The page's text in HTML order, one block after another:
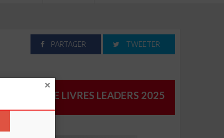
PARTAGER TWEETER
CATALOGUE LIVRES LEADERS 2025